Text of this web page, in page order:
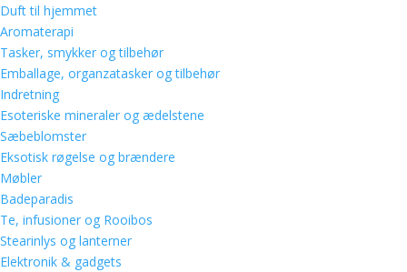
Duft til hjemmet
Aromaterapi
Tasker, smykker og tilbehør
Emballage, organzatasker og tilbehør
Indretning
Esoteriske mineraler og ædelstene
Sæbeblomster
Eksotisk røgelse og brændere
Møbler
Badeparadis
Te, infusioner og Rooibos
Stearinlys og lanterner
Elektronik & gadgets